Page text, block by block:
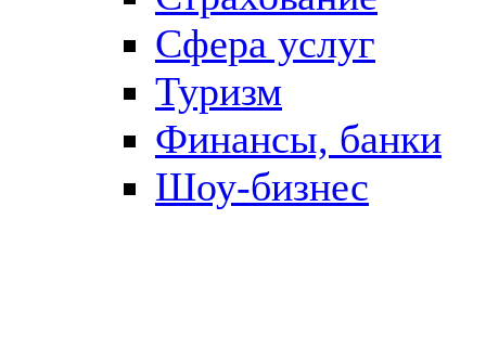
Сфера услуг
Туризм
Финансы, банки
Шоу-бизнес